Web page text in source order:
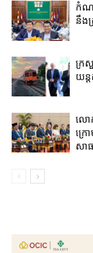
កំណ
នឹងត្
ក្រ
យន្ត
លោ
ក្រោ
សា